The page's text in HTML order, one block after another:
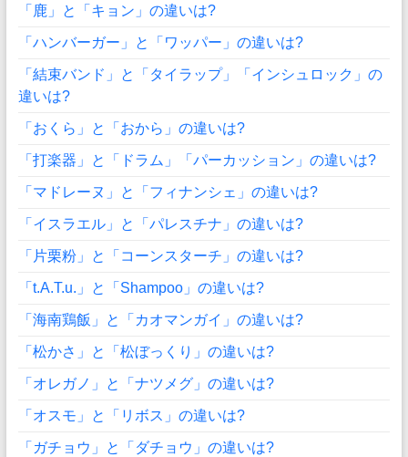
「鹿」と「キョン」の違いは?
「ハンバーガー」と「ワッパー」の違いは?
「結束バンド」と「タイラップ」「インシュロック」の
違いは?
「おくら」と「おから」の違いは?
「打楽器」と「ドラム」「パーカッション」の違いは?
「マドレーヌ」と「フィナンシェ」の違いは?
「イスラエル」と「パレスチナ」の違いは?
「片栗粉」と「コーンスターチ」の違いは?
「t.A.T.u.」と「Shampoo」の違いは?
「海南鶏飯」と「カオマンガイ」の違いは?
「松かさ」と「松ぼっくり」の違いは?
「オレガノ」と「ナツメグ」の違いは?
「オスモ」と「リボス」の違いは?
「ガチョウ」と「ダチョウ」の違いは?